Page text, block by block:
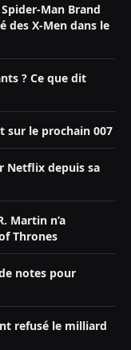
Man Brand
des X-Men dans le
? Ce que dit
sur le prochain 007
Netflix depuis sa
Martin n’a
Thrones
notes pour
refusé le milliard